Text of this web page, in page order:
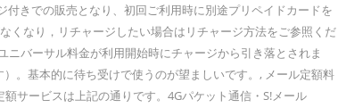
きでの販売となり、初回ご利用時に別途プリペイドカードを
くなり，リチャージしたい場合はリチャージ方法をご参照くだ
バーサル料金が利用開始時にチャージから引き落とされま
。基本的に待ち受けで使うのが望ましいです。, メール定額料
サービスは上記の通りです。4Gパケット通信・S!メール